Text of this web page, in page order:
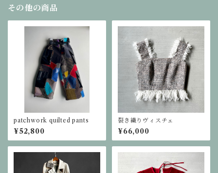
その他の商品
patchwork quilted pants
¥52,800
裂き織りヴィスチェ
¥66,000